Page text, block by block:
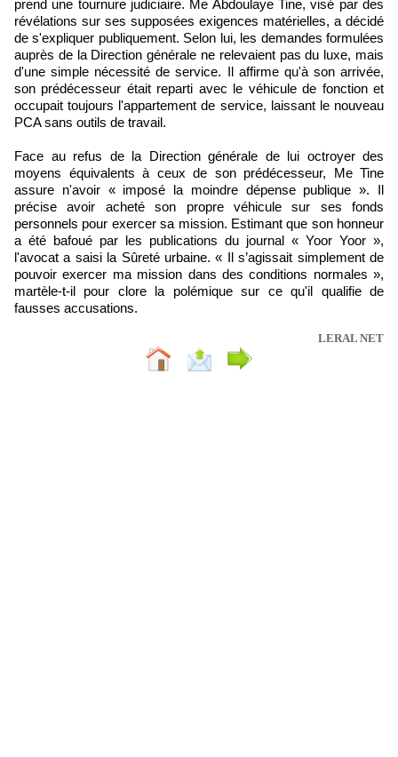
prend une tournure judiciaire. Me Abdoulaye Tine, visé par des
révélations sur ses supposées exigences matérielles, a décidé
de s'expliquer publiquement. Selon lui, les demandes formulées
auprès de la Direction générale ne relevaient pas du luxe, mais
d'une simple nécessité de service. Il affirme qu'à son arrivée,
son prédécesseur était reparti avec le véhicule de fonction et
occupait toujours l'appartement de service, laissant le nouveau
PCA sans outils de travail.
Face au refus de la Direction générale de lui octroyer des
moyens équivalents à ceux de son prédécesseur, Me Tine
assure n'avoir « imposé la moindre dépense publique ». Il
précise avoir acheté son propre véhicule sur ses fonds
personnels pour exercer sa mission. Estimant que son honneur
a été bafoué par les publications du journal « Yoor Yoor »,
l'avocat a saisi la Sûreté urbaine. « Il s’agissait simplement de
pouvoir exercer ma mission dans des conditions normales »,
martèle-t-il pour clore la polémique sur ce qu'il qualifie de
fausses accusations.
LERAL NET